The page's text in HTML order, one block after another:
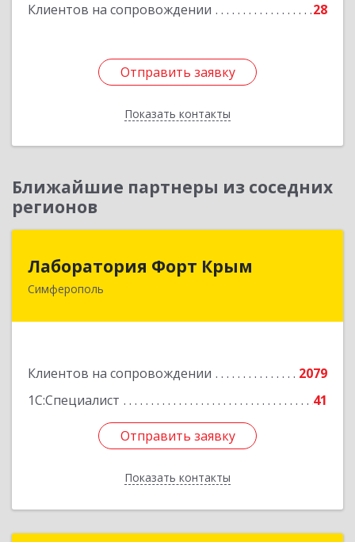
Клиентов на сопровождении 28
Отправить заявку
Показать контакты
Отправить заявку
Назад
Ближайшие партнеры из соседних
регионов
Лаборатория Форт Крым
Симферополь
Клиентов на сопровождении
2079
1С:Специалист
41
Отправить заявку
Показать контакты
295034, Крым Респ, Симферополь г, Киевская
Отправить заявку
Назад